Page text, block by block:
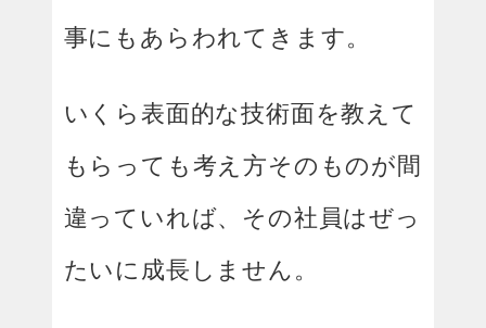
事にもあらわれてきます。
いくら表面的な技術面を教えて
もらっても考え方そのものが間
違っていれば、その社員はぜっ
たいに成長しません。